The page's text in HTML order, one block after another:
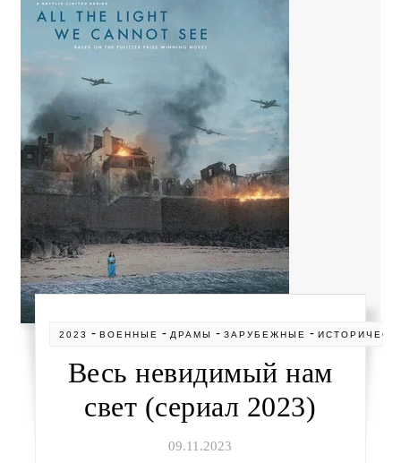
2023 -ВОЕННЫЕ - ДРАМЫ -ЗАРУБЕЖНЫЕ -
Весь невидимый нам
свет (сериал 2023)
09.11.2023